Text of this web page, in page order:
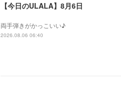
【今日のULALA】8月6日
両手弾きがかっこいい♪
2026.08.06 06:40